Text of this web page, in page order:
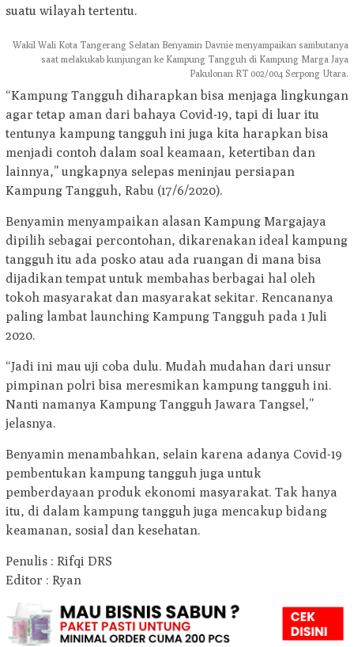
suatu wilayah tertentu.
Wakil Wali Kota Tangerang Selatan Benyamin Davnie menyampaikan sambutanya
saat melakukab kunjungan ke Kampung Tangguh di Kampung Marga Jaya
Pakulonan RT 002/004 Serpong Utara.
“Kampung Tangguh diharapkan bisa menjaga lingkungan
agar tetap aman dari bahaya Covid-19, tapi di luar itu
tentunya kampung tangguh ini juga kita harapkan bisa
menjadi contoh dalam soal keamaan, ketertiban dan
lainnya,” ungkapnya selepas meninjau persiapan
Kampung Tangguh, Rabu (17/6/2020).
Benyamin menyampaikan alasan Kampung Margajaya
dipilih sebagai percontohan, dikarenakan ideal kampung
tangguh itu ada posko atau ada ruangan di mana bisa
dijadikan tempat untuk membahas berbagai hal oleh
tokoh masyarakat dan masyarakat sekitar. Rencananya
paling lambat launching Kampung Tangguh pada 1 Juli
2020.
“Jadi ini mau uji coba dulu. Mudah mudahan dari unsur
pimpinan polri bisa meresmikan kampung tangguh ini.
Nanti namanya Kampung Tangguh Jawara Tangsel,”
jelasnya.
Benyamin menambahkan, selain karena adanya Covid-19
pembentukan kampung tangguh juga untuk
pemberdayaan produk ekonomi masyarakat. Tak hanya
itu, di dalam kampung tangguh juga mencakup bidang
keamanan, sosial dan kesehatan.
Penulis : Rifqi DRS
Editor : Ryan